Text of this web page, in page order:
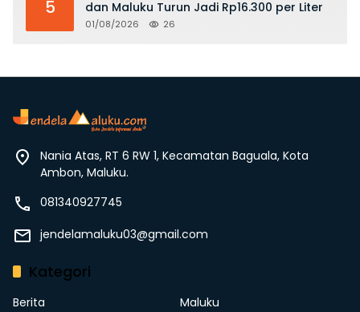
5
dan Maluku Turun Jadi Rp16.300 per Liter
01/08/2026 26
Nania Atas, RT 6 RW 1, Kecamatan Baguala, Kota
Ambon, Maluku.
081340927745
jendelamaluku03@gmail.com
Kategori
Berita
Maluku